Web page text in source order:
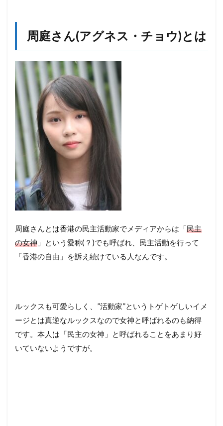
周庭さん(アグネス・チョウ)とは
周庭さんとは香港の民主活動家でメディアからは「民主
の女神 」という愛称(？)でも呼ばれ、民主活動を行って
「香港の自由」を訴え続けている人なんです。
ルックスも可愛らしく、”活動家”というトゲトゲしいイメ
ージとは真逆なルックスなので女神と呼ばれるのも納得
です。本人は「民主の女神」と呼ばれることをあまり好
いていないようですが。